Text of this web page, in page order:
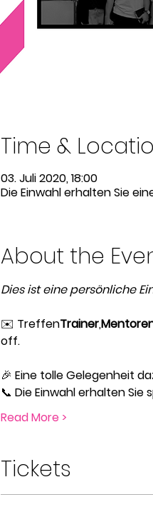
Time &
03. Juli 2020, 18:00
Die Einwahl erhalten Sie
About the
Dies ist eine persönliche
✉️ TreffenTrainer,
off.
🎉 Eine tolle Gelegenheit
📞 Die Einwahl erhalten
Read More >
Tickets